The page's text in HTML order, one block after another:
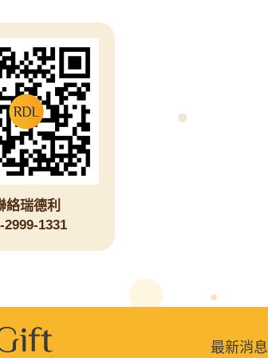
絡瑞德利
2999-1331
最新消息